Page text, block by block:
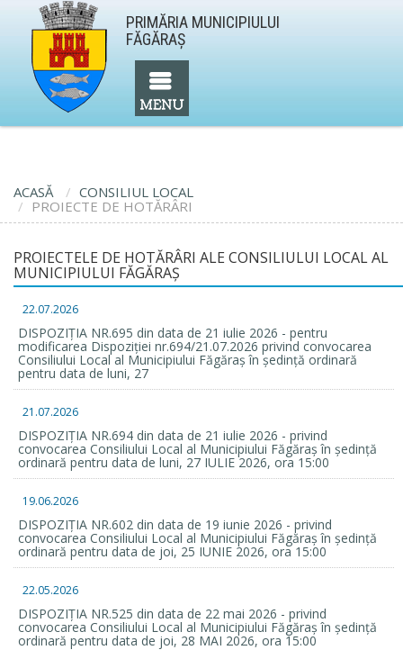
PRIMĂRIA MUNICIPIULUI
FĂGĂRAŞ
ACASĂ
CONSILIUL LOCAL
PROIECTE DE HOTĂRÂRI
PROIECTELE DE HOTĂRÂRI ALE CONSILIULUI LOCAL AL
MUNICIPIULUI FĂGĂRAŞ
22.07.2026
DISPOZIȚIA NR.695 din data de 21 iulie 2026 - pentru
modificarea Dispoziției nr.694/21.07.2026 privind convocarea
Consiliului Local al Municipiului Făgăraș în ședință ordinară
pentru data de luni, 27
21.07.2026
DISPOZIȚIA NR.694 din data de 21 iulie 2026 - privind
convocarea Consiliului Local al Municipiului Făgăraș în ședință
ordinară pentru data de luni, 27 IULIE 2026, ora 15:00
19.06.2026
DISPOZIȚIA NR.602 din data de 19 iunie 2026 - privind
convocarea Consiliului Local al Municipiului Făgăraș în ședință
ordinară pentru data de joi, 25 IUNIE 2026, ora 15:00
22.05.2026
DISPOZIȚIA NR.525 din data de 22 mai 2026 - privind
convocarea Consiliului Local al Municipiului Făgăraș în ședință
ordinară pentru data de joi, 28 MAI 2026, ora 15:00